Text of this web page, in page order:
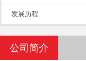
发展历程
公司简介